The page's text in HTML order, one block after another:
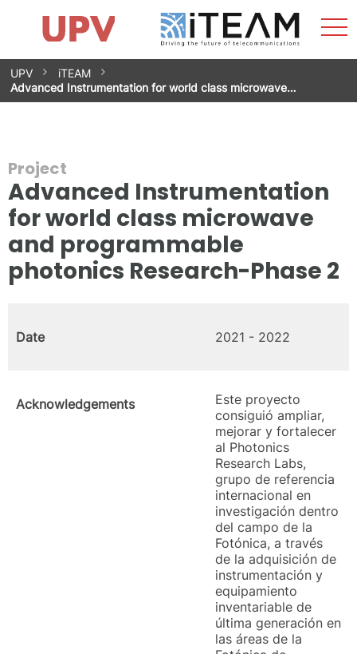
Skip
content
Research Impact
Research Groups
Facilities
Spin-offs
Contact
Internships
News
Equality Unit
UPV
iTEAM
Advanced Instrumentation for world class microwave…
Project
Advanced Instrumentation
for world class microwave
and programmable
photonics Research-Phase 2
Date 2021 - 2022
Acknowledgements
Este proyecto
consiguió ampliar,
mejorar y fortalecer
al Photonics
Research Labs,
grupo de referencia
internacional en
investigación dentro
del campo de la
Fotónica, a través
de la adquisición de
instrumentación y
equipamiento
inventariable de
última generación en
las áreas de la